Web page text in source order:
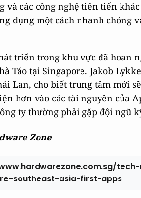
và các công nghệ tiên tiến
dụng một cách nhanh chóng
triển trong khu vực đã hoan
Táo tại Singapore. Jakob
Lan, cho biết trung tâm mới
hơn vào các tài nguyên của
ty thường phải gặp đội ngũ
Zone
southeast-asia-first-apps